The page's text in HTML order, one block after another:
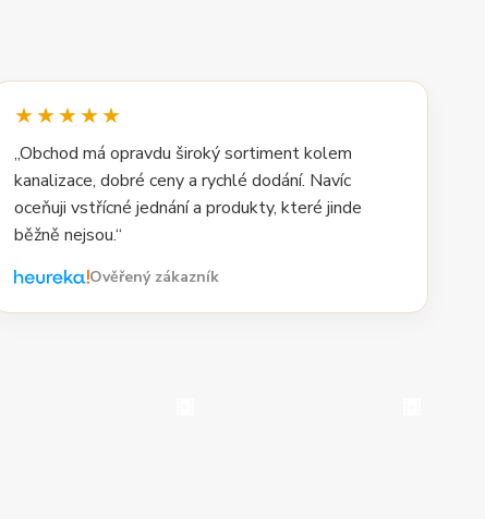
★★★★★
„Obchod má opravdu široký sortiment kolem
kanalizace, dobré ceny a rychlé dodání. Navíc
oceňuji vstřícné jednání a produkty, které jinde
běžně nejsou.“
Ověřený zákazník